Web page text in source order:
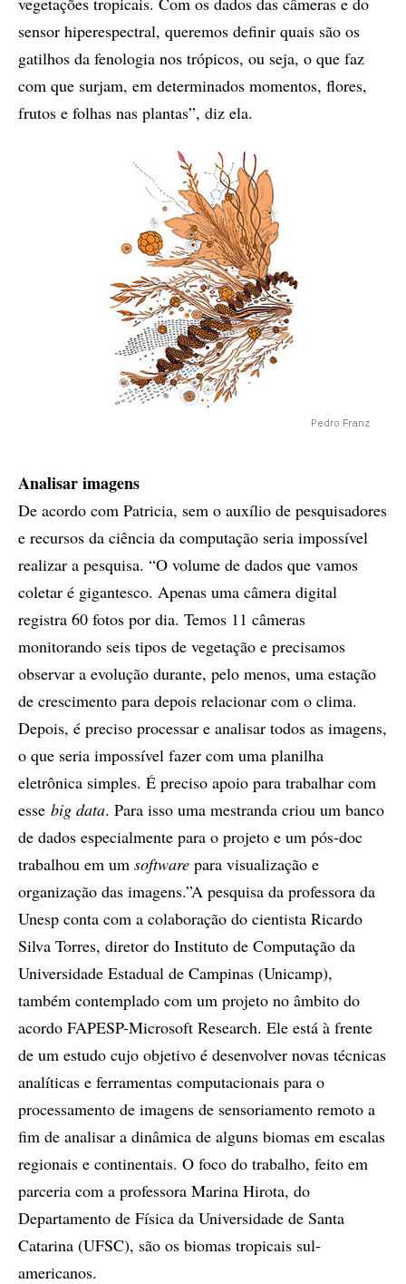
sensor hiperespectral, queremos definir quais são os
gatilhos da fenologia nos trópicos, ou seja, o que faz
com que surjam, em determinados momentos, flores,
frutos e folhas nas plantas”, diz ela.
Pedro Franz
Analisar imagens
De acordo com Patricia, sem o auxílio de pesquisadores
e recursos da ciência da computação seria impossível
realizar a pesquisa. “O volume de dados que vamos
coletar é gigantesco. Apenas uma câmera digital
registra 60 fotos por dia. Temos 11 câmeras
monitorando seis tipos de vegetação e precisamos
observar a evolução durante, pelo menos, uma estação
de crescimento para depois relacionar com o clima.
Depois, é preciso processar e analisar todos as imagens,
o que seria impossível fazer com uma planilha
eletrônica simples. É preciso apoio para trabalhar com
esse big data. Para isso uma mestranda criou um banco
de dados especialmente para o projeto e um pós-doc
trabalhou em um software para visualização e
organização das imagens.”A pesquisa da professora da
Unesp conta com a colaboração do cientista Ricardo
Silva Torres, diretor do Instituto de Computação da
Universidade Estadual de Campinas (Unicamp),
também contemplado com um projeto no âmbito do
acordo FAPESP-Microsoft Research. Ele está à frente
de um estudo cujo objetivo é desenvolver novas técnicas
analíticas e ferramentas computacionais para o
processamento de imagens de sensoriamento remoto a
fim de analisar a dinâmica de alguns biomas em escalas
regionais e continentais. O foco do trabalho, feito em
parceria com a professora Marina Hirota, do
Departamento de Física da Universidade de Santa
Catarina (UFSC), são os biomas tropicais sul-
americanos.